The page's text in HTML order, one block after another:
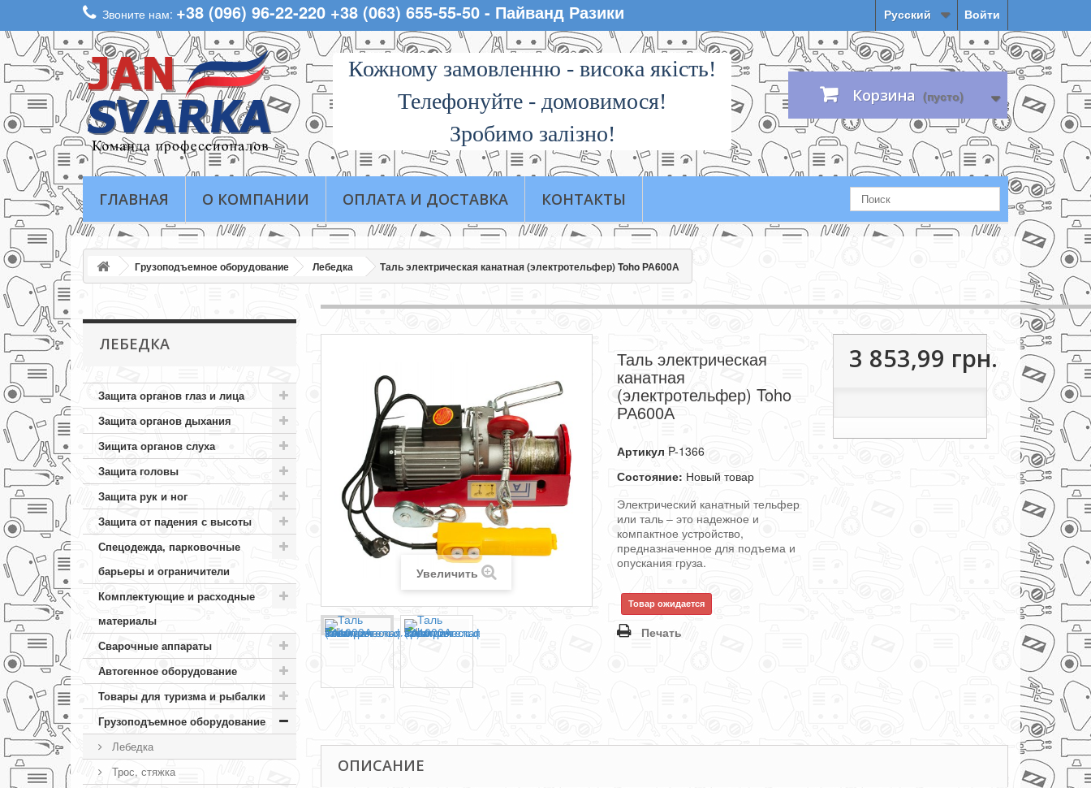
Войти
Русский
Звоните нам: +38 (096) 96-22-220 +38 (063) 655-55-50 - Пайванд Разики
Кожному замовленню - висока якiсть!
Телефонуйте - домовимося!
Зробимо залізно!
Корзина (пусто)
ГЛАВНАЯ О КОМПАНИИ ОПЛАТА И ДОСТАВКА КОНТАКТЫ
Грузоподъемное оборудование Лебедка Таль электрическая канатная (электротельфер) Toho РА600А
ЛЕБЕДКА
Защита органов глаз и лица
Защита органов дыхания
Зищита органов слуха
Защита головы
Защита рук и ног
Защита от падения с высоты
Спецодежда, парковочные
барьеры и ограничители
Комплектующие и расходные
материалы
Сварочные аппараты
Автогенное оборудование
Товары для туризма и рыбалки
Грузоподъемное оборудование
Лебедка
Трос, стяжка
Увеличить
Таль электрическая
канатная
(электротельфер) Toho
РА600А
Артикул P-1366
Состояние: Новый товар
Электрический канатный тельфер
или таль – это надежное и
компактное устройство,
предназначенное для подъема и
опускания груза.
Товар ожидается
Печать
3 853,99 грн.
ОПИСАНИЕ